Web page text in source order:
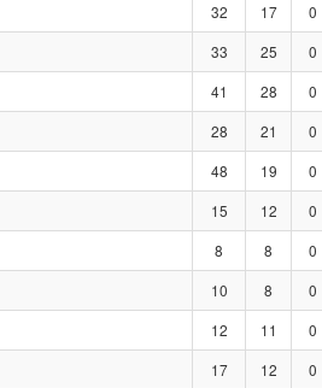
32 17 0
33 25 0
41 28 0
28 21 0
48 19 0
15 12 0
8 8 0
10 8 0
12 11 0
17 12 0